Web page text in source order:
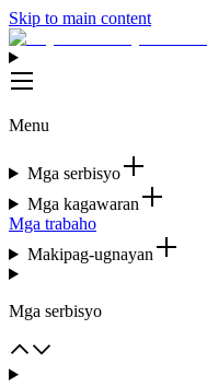
Skip to main content
Menu
Mga serbisyo
Mga kagawaran
Mga trabaho
Makipag-ugnayan
Mga serbisyo